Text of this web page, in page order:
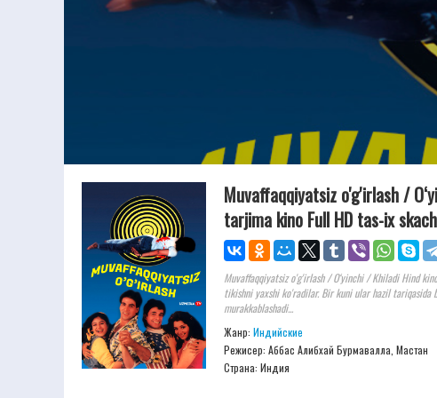
Muvaffaqqiyatsiz o'g'irlash /
tarjima kino Full HD tas-ix
Muvaffaqqiyatsiz o'g'irlash / O‘yinchi / Khiladi Hind
tikishni yaxshi ko'radilar. Bir kuni ular hazil
murakkablashadi...
Жанр: Индийские
Режисер: Аббас Алибхай Бурмавалла, Мастан
Страна: Индия